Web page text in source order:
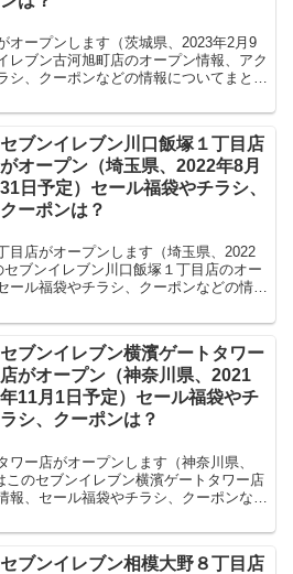
オープンします（茨城県、2023年2月9
レブン古河旭町店のオープン情報、アク
シ、クーポンなどの情報についてまとめ
セブンイレブン川口飯塚１丁目店
がオープン（埼玉県、2022年8月
31日予定）セール福袋やチラシ、
クーポンは？
目店がオープンします（埼玉県、2022
ブンイレブン川口飯塚１丁目店のオー
ール福袋やチラシ、クーポンなどの情報
セブンイレブン横濱ゲートタワー
店がオープン（神奈川県、2021
年11月1日予定）セール福袋やチ
ラシ、クーポンは？
ワー店がオープンします（神奈川県、
このセブンイレブン横濱ゲートタワー店
、セール福袋やチラシ、クーポンなど
セブンイレブン相模大野８丁目店